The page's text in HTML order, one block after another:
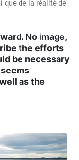
que de la réalité de
No image,
the efforts
be necessary
as the